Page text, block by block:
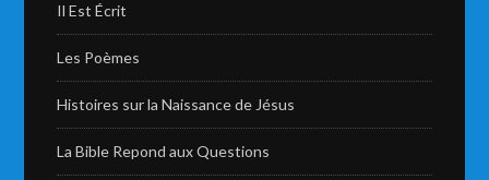
Il Est Écrit
Les Poèmes
Histoires sur la Naissance de Jésus
La Bible Repond aux Questions